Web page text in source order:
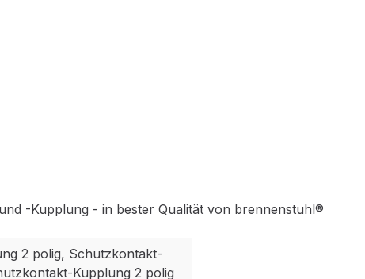
-Kupplung - in bester Qualität von brennenstuhl®
2 polig, Schutzkontakt-
Kupplung 2 polig